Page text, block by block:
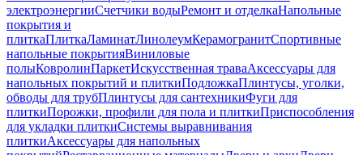
электроэнергииСчетчики водыРемонт и отделкаНапольные
покрытия и
плиткаПлиткаЛаминатЛинолеумКерамогранитСпортивные
напольные покрытияВиниловые
полыКовролинПаркетИскусственная траваАксессуары для
напольных покрытий и плиткиПодложкаПлинтусы, уголки,
обводы для трубПлинтусы для сантехникиФуги для
плиткиПорожки, профили для пола и плиткиПриспособления
для укладки плиткиСистемы выравнивания
плиткиАксессуары для напольных